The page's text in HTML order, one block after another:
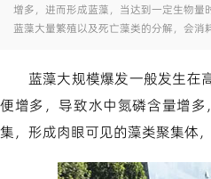
增多，进而形成蓝藻，当达到一定生物
蓝藻大量繁殖以及死亡藻类的分解，会
蓝藻大规模爆发一般发生在
便增多，导致水中氮磷含量增
集，形成肉眼可见的藻类聚集体